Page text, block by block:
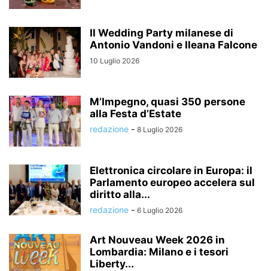
Il Wedding Party milanese di
Antonio Vandoni e Ileana Falcone
10 Luglio 2026
M’Impegno, quasi 350 persone
alla Festa d’Estate
redazione - 8 Luglio 2026
Elettronica circolare in Europa: il
Parlamento europeo accelera sul
diritto alla...
redazione - 6 Luglio 2026
Art Nouveau Week 2026 in
Lombardia: Milano e i tesori
Liberty...